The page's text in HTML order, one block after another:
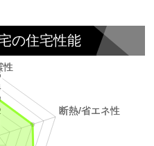
の住宅性能